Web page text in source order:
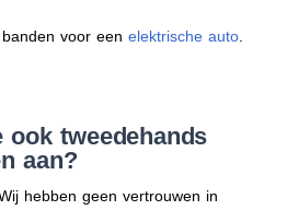
voor een elektrische auto.
ook tweedehands
aan?
hebben geen vertrouwen in